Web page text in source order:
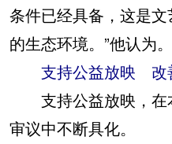
条件已经具备，这是
的生态环境。”他认为。
支持公益放映 改
支持公益放映，在
审议中不断具化。